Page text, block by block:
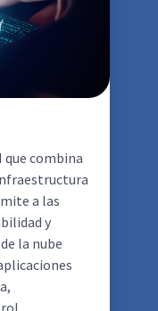
combina
a las
y
la nube